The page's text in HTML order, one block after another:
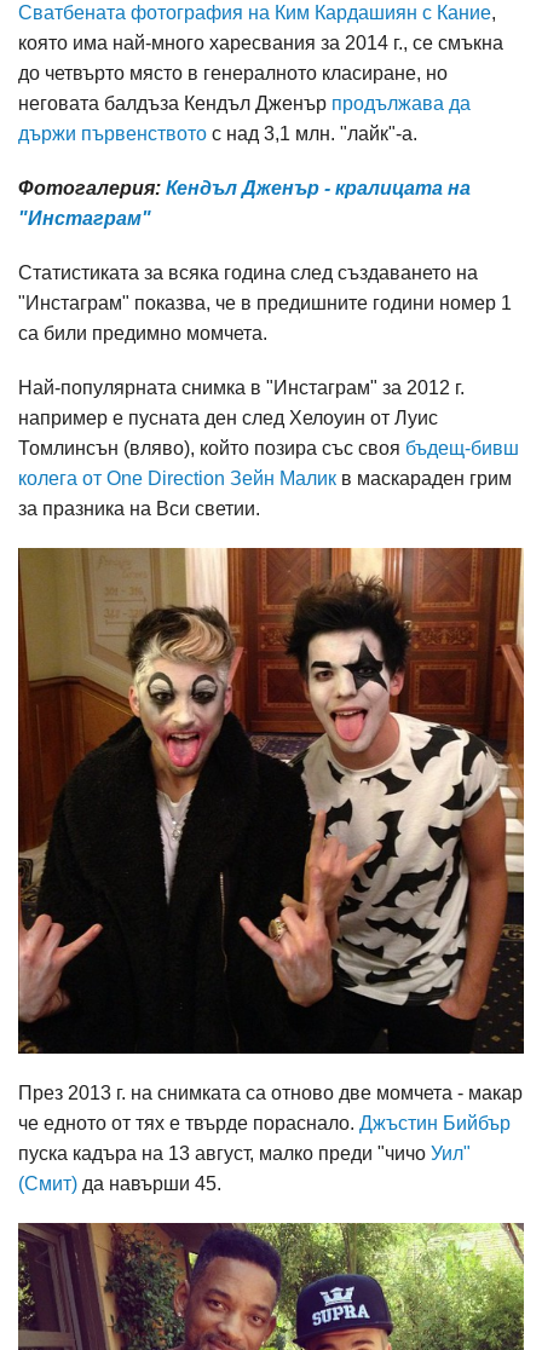
Сватбената фотография на Ким Кардашиян с Кание,
която има най-много харесвания за 2014 г., се смъкна
до четвърто място в генералното класиране, но
неговата балдъза Кендъл Дженър продължава да
държи първенството с над 3,1 млн. "лайк"-а.
Фотогалерия: Кендъл Дженър - кралицата на
"Инстаграм"
Статистиката за всяка година след създаването на
"Инстаграм" показва, че в предишните години номер 1
са били предимно момчета.
Най-популярната снимка в "Инстаграм" за 2012 г.
например е пусната ден след Хелоуин от Луис
Томлинсън (вляво), който позира със своя бъдещ-бивш
колега от One Direction Зейн Малик в маскараден грим
за празника на Вси светии.
През 2013 г. на снимката са отново две момчета - макар
че едното от тях е твърде пораснало. Джъстин Бийбър
пуска кадъра на 13 август, малко преди "чичо Уил"
(Смит) да навърши 45.